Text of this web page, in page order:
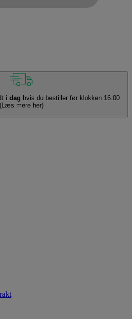
i dag hvis du bestiller før klokken 16.00
(Læs mere her)